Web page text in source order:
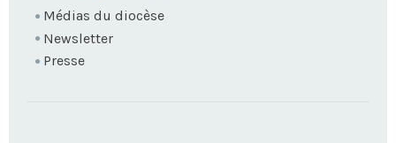
Médias du diocèse
Newsletter
Presse